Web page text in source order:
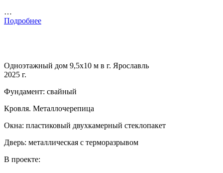
…
Подробнее
Одноэтажный дом 9,5х10 м в г. Ярославль
2025 г.
Фундамент: свайный
Кровля. Металлочерепица
Окна: пластиковый двухкамерный стеклопакет
Дверь: металлическая с терморазрывом
В проекте: